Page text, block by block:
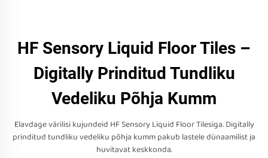
HF Sensory Liquid Floor Tiles –
Digitally Prinditud Tundliku
Vedeliku Põhja Kumm
Elavdage värilisi kujundeid HF Sensory Liquid Floor Tilesiga. Digitally
prinditud tundliku vedeliku põhja kumm pakub lastele dünaamilist ja
huvitavat keskkonda.